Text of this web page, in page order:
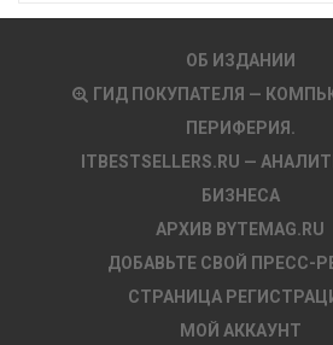
ОБ ИЗДАНИИ
ГИД ПОКУПАТЕЛЯ —
ПЕРИФЕРИЯ.
ITBESTSELLERS.RU —
БИЗНЕСА
АРХИВ BYTEMAG.RU
ДОБАВЬТЕ СВОЙ ПРЕСС-
СТРАНИЦА
МОЙ АККАУНТ